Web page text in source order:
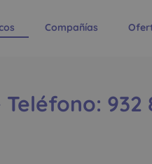
Compañías
Teléfono: 932